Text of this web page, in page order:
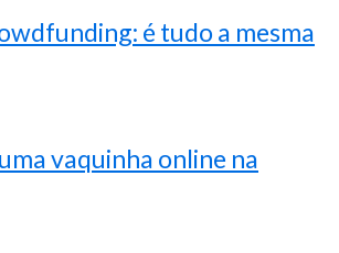
é tudo a mesma
vaquinha online na